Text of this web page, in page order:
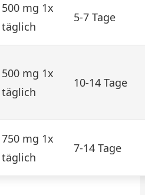
500 mg 1x
täglich
5-7 Tage
500 mg 1x
täglich
10-14 Tage
750 mg 1x
täglich
7-14 Tage